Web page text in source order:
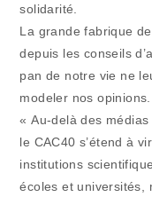
solidarité.
La grande fabrique
depuis les conseils
pan de notre vie ne
modeler nos opinions.
« Au-delà des
le CAC40 s’étend à
institutions
écoles et universités,